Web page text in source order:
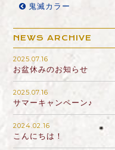
鬼滅カラー
NEWS ARCHIVE
2025.07.16
お盆休みのお知らせ
2025.07.16
サマーキャンペーン♪
2024.02.16
こんにちは！